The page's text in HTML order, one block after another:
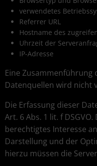
verwendetes
Referrer URL
Hostname des
Uhrzeit der
IP-Adresse
Eine Zusammenführung
Datenquellen wird nicht
Die Erfassung dieser
Art. 6 Abs. 1 lit. f
berechtigtes Interesse
Darstellung und der
hierzu müssen die